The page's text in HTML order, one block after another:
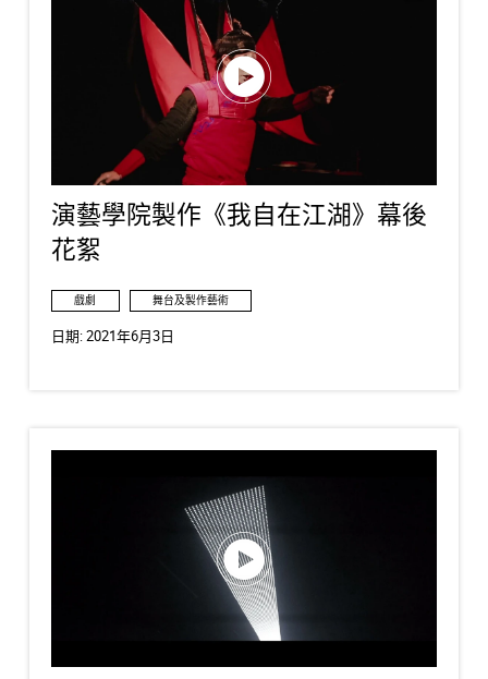
演藝學院製作《我自在江湖》幕後
花絮
戲劇 舞台及製作藝術
日期:2021年6月3日